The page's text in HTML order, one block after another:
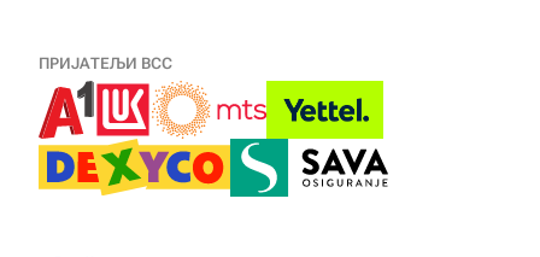
ПРИЈАТЕЉИ ВСС